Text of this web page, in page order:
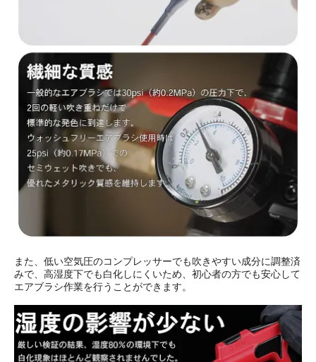
また、低い空気圧のコンプレッサーでも吹きやすい成分に調整済
みで、高湿度下でも白化しにくいため、初心者の方でも安心して
エアブラシ作業を行うことができます。